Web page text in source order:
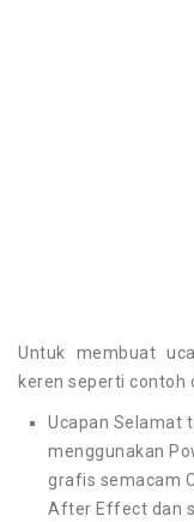
Untuk membuat
keren seperti contoh
Ucapan Selamat
menggunakan
grafis semacam
After Effect dan